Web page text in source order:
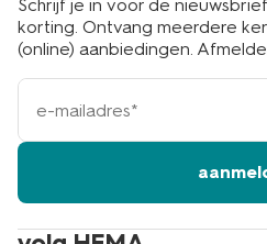
Schrijf je in voor de
korting. Ontvang meerdere
(online) aanbiedingen.
e-
mailadres